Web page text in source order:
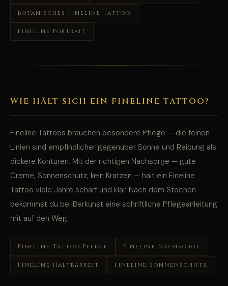
Botanisches Fineline Tattoo
Fineline Portrait
WIE HÄLT SICH EIN FINELINE TATTOO?
Fineline Tattoos brauchen besondere Pflege — die feinen
Linien sind empfindlicher gegenüber Sonne und Reibung als
dickere Konturen. Mit der richtigen Nachsorge — gute
Creme, Sonnenschutz, kein Kratzen — hält ein Fineline
Tattoo viele Jahre scharf und klar. Nach dem Stechen
bekommst du bei Berkunst eine schriftliche Pflegeanleitung
mit auf den Weg.
Fineline Tattoo Pflege Fineline Nachsorge
Fineline Haltbarkeit Fineline Sonnenschutz